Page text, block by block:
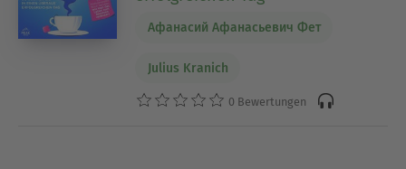
Афанасий Афанасьевич Фет
Julius Kranich
0 Bewertungen